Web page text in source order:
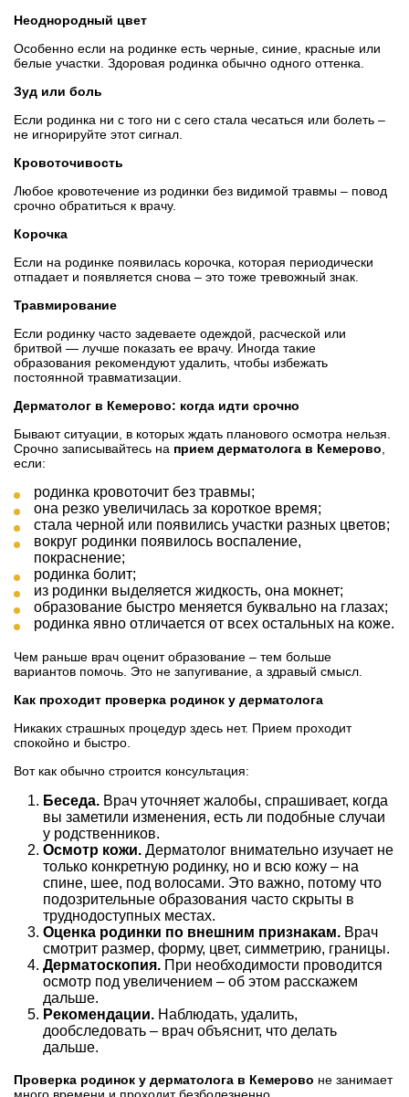
Неоднородный цвет
Особенно если на родинке есть черные, синие, красные или
белые участки. Здоровая родинка обычно одного оттенка.
Зуд или боль
Если родинка ни с того ни с сего стала чесаться или болеть –
не игнорируйте этот сигнал.
Кровоточивость
Любое кровотечение из родинки без видимой травмы – повод
срочно обратиться к врачу.
Корочка
Если на родинке появилась корочка, которая периодически
отпадает и появляется снова – это тоже тревожный знак.
Травмирование
Если родинку часто задеваете одеждой, расческой или
бритвой — лучше показать ее врачу. Иногда такие
образования рекомендуют удалить, чтобы избежать
постоянной травматизации.
Дерматолог в Кемерово: когда идти срочно
Бывают ситуации, в которых ждать планового осмотра нельзя.
Срочно записывайтесь на прием дерматолога в Кемерово
если:
родинка кровоточит без травмы;
она резко увеличилась за короткое время;
стала черной или появились участки разных цветов;
вокруг родинки появилось воспаление,
покраснение;
родинка болит;
из родинки выделяется жидкость, она мокнет;
образование быстро меняется буквально на глазах;
родинка явно отличается от всех остальных на коже.
Чем раньше врач оценит образование – тем больше
вариантов помочь. Это не запугивание, а здравый смысл.
Как проходит проверка родинок у дерматолога
Никаких страшных процедур здесь нет. Прием проходит
спокойно и быстро.
Вот как обычно строится консультация:
Беседа. Врач уточняет жалобы, спрашивает, когда
вы заметили изменения, есть ли подобные случаи
у родственников.
Осмотр кожи. Дерматолог внимательно изучает не
только конкретную родинку, но и всю кожу – на
спине, шее, под волосами. Это важно, потому что
подозрительные образования часто скрыты в
труднодоступных местах.
Оценка родинки по внешним признакам. Врач
смотрит размер, форму, цвет, симметрию, границы.
Дерматоскопия. При необходимости проводится
осмотр под увеличением – об этом расскажем
дальше.
Рекомендации. Наблюдать, удалить,
дообследовать – врач объяснит, что делать
дальше.
Проверка родинок у дерматолога в Кемерово не занимает